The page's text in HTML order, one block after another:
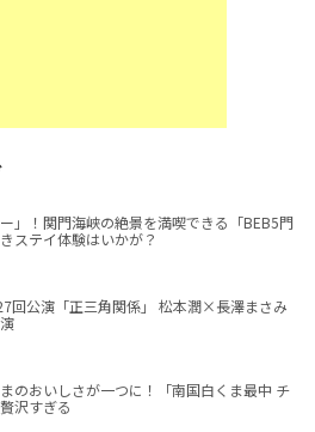
」！関門海峡の絶景を満喫できる「BEB5門
ステイ体験はいかが？
回公演「正三角関係」 松本潤×長澤まさみ
のおいしさが一つに！「南国白くま最中 チ
沢すぎる